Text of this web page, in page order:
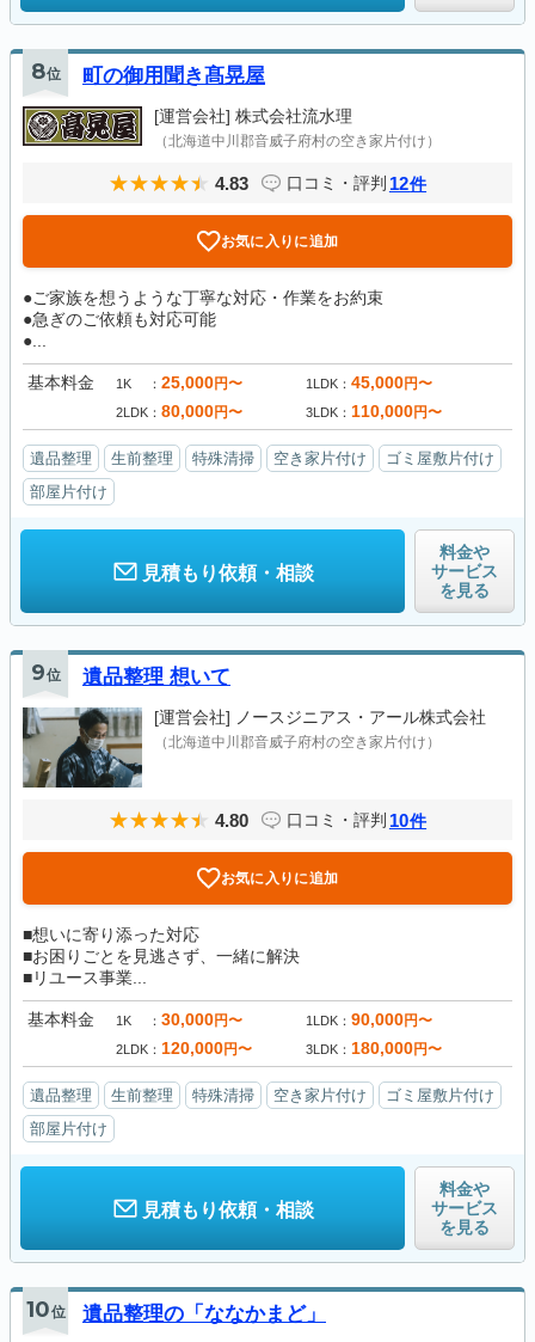
8位 町の御用聞き髙晃屋
[運営会社] 株式会社流水理
（北海道中川郡音威子府村の空き家片付け）
4.83 口コミ・評判 12件
お気に入りに追加
●ご家族を想うような丁寧な対応・作業をお約束
●急ぎのご依頼も対応可能
●...
基本料金 1K 25,000円〜 1LDK 45,000円〜
2LDK 80,000円〜 3LDK 110,000円〜
遺品整理 生前整理 特殊清掃 空き家片付け
ゴミ屋敷片付け
部屋片付け
見積もり依頼・相談
料金や
サービス
を見る
9位 遺品整理 想いて
[運営会社] ノースジニアス・アール株式会社
（北海道中川郡音威子府村の空き家片付け）
4.80 口コミ・評判 10件
お気に入りに追加
■想いに寄り添った対応
■お困りごとを見逃さず、一緒に解決
■リユース事業...
基本料金 1K 30,000円〜 1LDK 90,000円〜
2LDK 120,000円〜 3LDK 180,000円〜
遺品整理 生前整理 特殊清掃 空き家片付け
ゴミ屋敷片付け
部屋片付け
見積もり依頼・相談
料金や
サービス
を見る
10位 遺品整理の「ななかまど」